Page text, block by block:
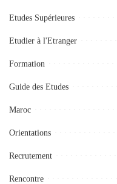
Etudes Supérieures
Etudier à l'Etranger
Formation
Guide des Etudes
Maroc
Orientations
Recrutement
Rencontre